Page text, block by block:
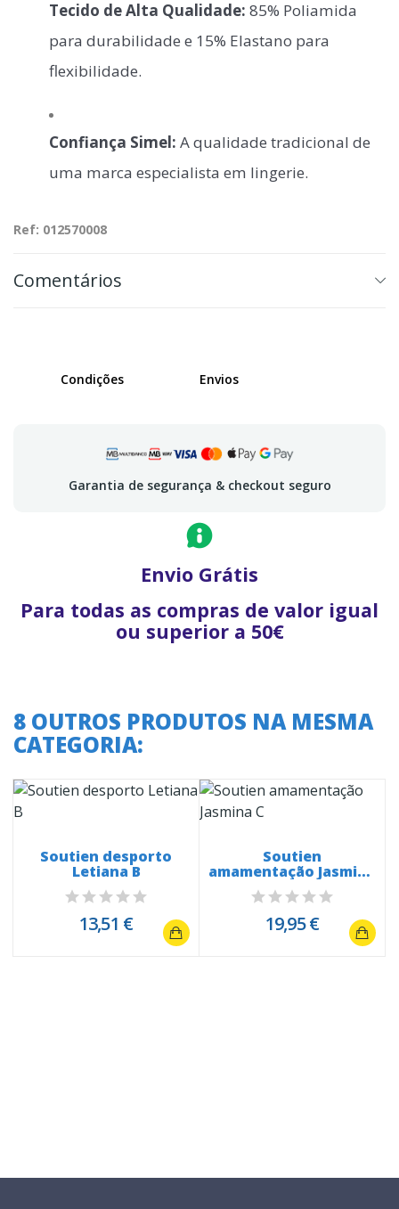
Tecido de Alta Qualidade: 85% Poliamida
para durabilidade e 15% Elastano para
flexibilidade.
Confiança Simel: A qualidade tradicional de
uma marca especialista em lingerie.
Ref: 012570008
Comentários
Condições Envios
Garantia de segurança & checkout seguro
Envio Grátis
Para todas as compras de valor igual
ou superior a 50€
8 OUTROS PRODUTOS NA MESMA
CATEGORIA:
Soutien desporto
Letiana B
13,51 €
Soutien
amamentação Jasmina
C
19,95 €